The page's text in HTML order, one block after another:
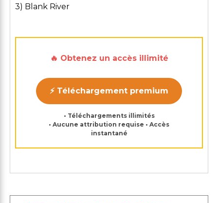
3) Blank River
🔥 Obtenez un accès illimité
⚡ Téléchargement premium
• Téléchargements illimités
• Aucune attribution requise • Accès
instantané